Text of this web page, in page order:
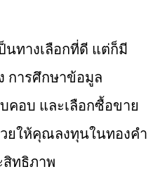
นทางเลือกที่ดี แต่ก็มี
การศึกษาข้อมูล
คอบ และเลือกซื้อขาย
ยให้คุณลงทุนในทองคำ
ทธิภาพ